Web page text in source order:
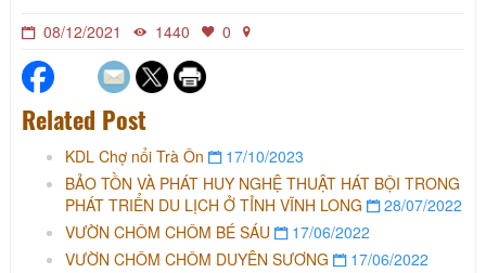
08/12/2021 1440 0
Related Post
KDL Chợ nổi Trà Ôn
17/10/2023
BẢO TỒN VÀ PHÁT HUY NGHỆ THUẬT HÁT BỘI TRONG
PHÁT TRIỂN DU LỊCH Ở TỈNH VĨNH LONG
28/07/2022
VƯỜN CHÔM CHÔM BÉ SÁU
17/06/2022
VƯỜN CHÔM CHÔM DUYÊN SƯƠNG
17/06/2022